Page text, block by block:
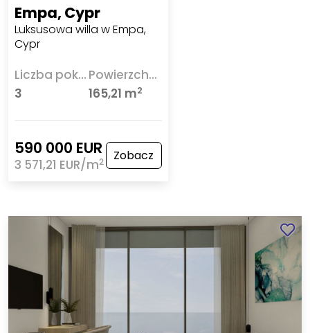
Empa, Cypr
Luksusowa willa w Empa,
Cypr
Liczba pokoi
3
Powierzchnia
165,21 m2
590 000 EUR
3 571,21 EUR/m2 Zobacz